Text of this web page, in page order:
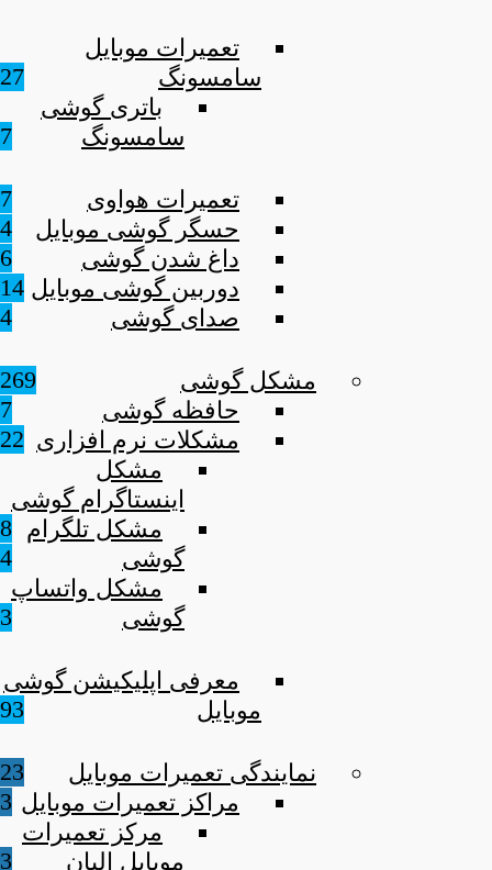
تعمیرات موبایل
سامسونگ
27
باتری گوشی
سامسونگ
7
تعمیرات هواوی
7
حسگر گوشی موبایل
4
داغ شدن گوشی
6
دوربین گوشی موبایل 14
صدای گوشی
4
مشکل گوشی
269
حافظه گوشی
7
مشکلات نرم افزاری 22
مشکل
اینستاگرام گوشی
8 مشکل تلگرام
گوشی
4
مشکل واتساپ
گوشی
3
معرفی اپلیکیشن گوشی
موبایل
93
نمایندگی تعمیرات موبایل
23
مراکز تعمیرات موبایل 3
مرکز تعمیرات
موبایل البان
3